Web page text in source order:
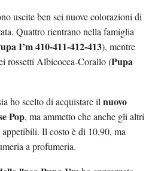
uscite ben sei nuove colorazioni di
Quattro rientrano nella famiglia
I’m 410-411-412-413), mentre
rossetti Albicocca-Corallo (Pupa
ho scelto di acquistare il nuovo
Pop, ma ammetto che anche gli altri
Il costo è di 10,90, ma
a profumeria.